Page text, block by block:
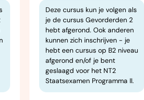
Deze cursus kun je volgen als
je de cursus Gevorderden 2
hebt afgerond. Ook anderen
kunnen zich inschrijven - je
hebt een cursus op B2 niveau
afgerond en/of je bent
geslaagd voor het NT2
Staatsexamen Programma II.